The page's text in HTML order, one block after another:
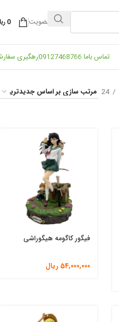
ورود / عضویت 0
تماس باما 09127468766 رهگیری
24
فیگور کاگومه هیگوراشی
54,000,000 ریال